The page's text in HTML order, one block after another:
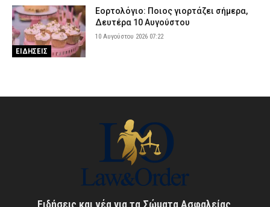
ΕΙΔΗΣΕΙΣ
Εορτολόγιο: Ποιος γιορτάζει σήμερα,
Δευτέρα 10 Αυγούστου
10 Αυγούστου 2026 07:22
Ειδήσεις και νέα για τα Σώματα Ασφαλείας,